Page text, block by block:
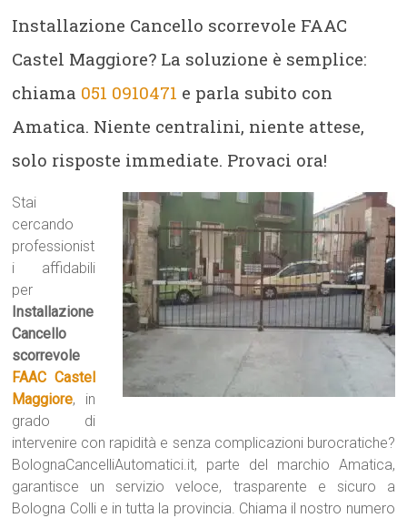
Installazione Cancello scorrevole FAAC
Castel Maggiore? La soluzione è semplice:
chiama 051 0910471 e parla subito con
Amatica. Niente centralini, niente attese,
solo risposte immediate. Provaci ora!
Stai
cercando
professionist
i affidabili
per
Installazione
Cancello
scorrevole
FAAC Castel
Maggiore, in
grado di
intervenire con rapidità e senza complicazioni burocratiche?
BolognaCancelliAutomatici.it, parte del marchio Amatica,
garantisce un servizio veloce, trasparente e sicuro a
Bologna Colli e in tutta la provincia. Chiama il nostro numero